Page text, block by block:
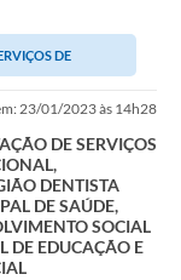
DE
23/01/2023 às 14h28
DE SERVIÇOS
DENTISTA
DE SAÚDE,
SOCIAL
DE EDUCAÇÃO E